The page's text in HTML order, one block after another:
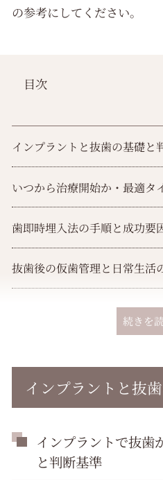
の参考にしてください。
目次
インプラントと抜歯の基礎と
いつから治療開始か・最適タ
歯即時埋入法の手順と成功要
抜歯後の仮歯管理と日常生活
痛み・腫れ・抜糸の経過と対
骨造成が必要な骨吸収ケース
腫れ・経過観察と術後セルフ
費用相場・保険適用と代替治療
続きを
インプラントと抜
インプラントで抜歯
と判断基準